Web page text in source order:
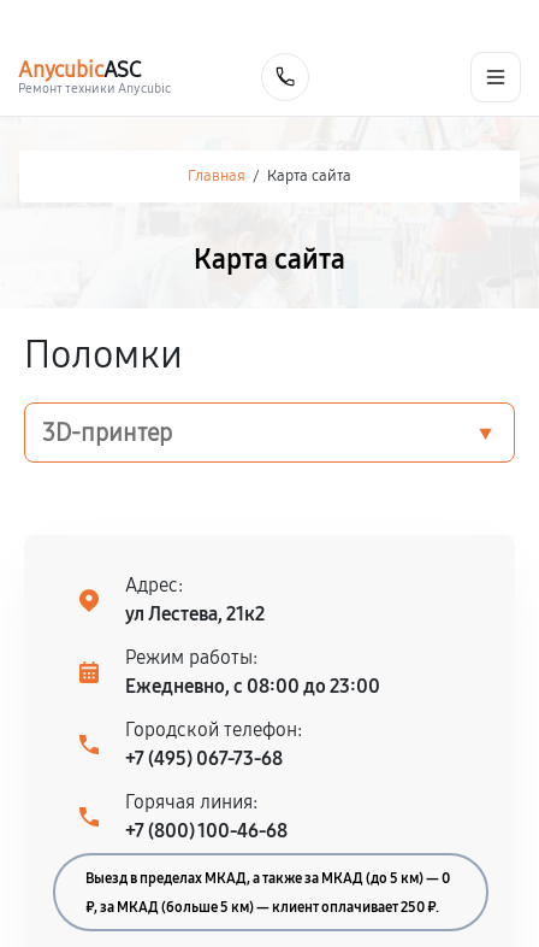
AnycubicASC
Ремонт техники Anycubic
Главная / Карта сайта
Карта сайта
Поломки
3D-принтер
Адрес:
ул Лестева, 21к2
Режим работы:
Ежедневно, с 08:00 до 23:00
Городской телефон:
+7 (495) 067-73-68
Горячая линия:
+7 (800) 100-46-68
Выезд в пределах МКАД, а также за МКАД (до 5 км) — 0
₽, за МКАД (больше 5 км) — клиент оплачивает 250 ₽.